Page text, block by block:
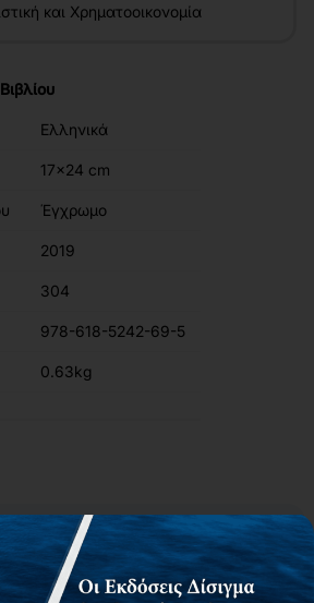
και Χρηματοοικονομία
Ελληνικά
17x24 cm
Έγχρωμο
2019
304
978-618-5242-69-5
0.63kg
Συγγραφείς
αντίτυπο